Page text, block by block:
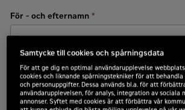
För - och efternamn*
Företagsnamn *
Samtycke till cookies och spårningsdata
För att ge dig en optimal användarupplevelse
cookies och liknande spårningstekniker för att
och personuppgifter. Dessa används bl.a. för att
användarupplevelsen, för analys, integration av sociala
annonser. Syftet med cookies är att förbättra vår